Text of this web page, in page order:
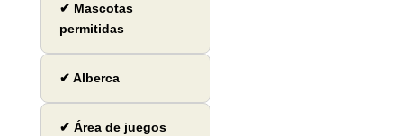
✔ Mascotas
permitidas
✔ Alberca
✔ Área de juegos